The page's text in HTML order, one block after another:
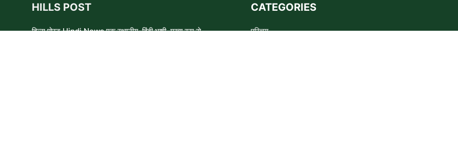
HILLS POST
हिल्स पोस्ट Hindi News एक स्थानीय, हिंदी भाषी, मुख्य रूप से
CATEGORIES
परिचय